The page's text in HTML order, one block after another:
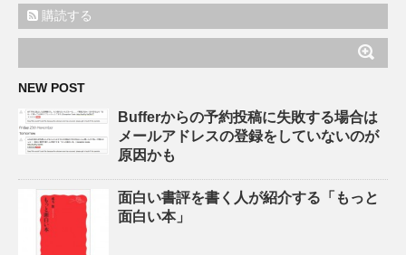
購読する
NEW POST
Bufferからの予約投稿に失敗する場合は
メールアドレスの登録をしていないのが
原因かも
面白い書評を書く人が紹介する「もっと
面白い本」